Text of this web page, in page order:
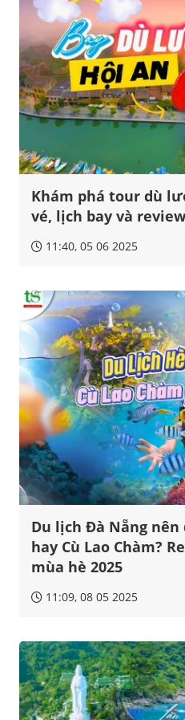
Khám phá tour dù
vé, lịch bay và
11:40, 05 06 2025
Du lịch Đà Nẵng nên
hay Cù Lao Chàm?
mùa hè 2025
11:09, 08 05 2025